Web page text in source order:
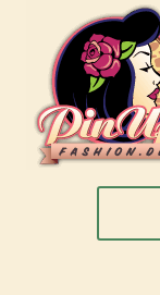
springen